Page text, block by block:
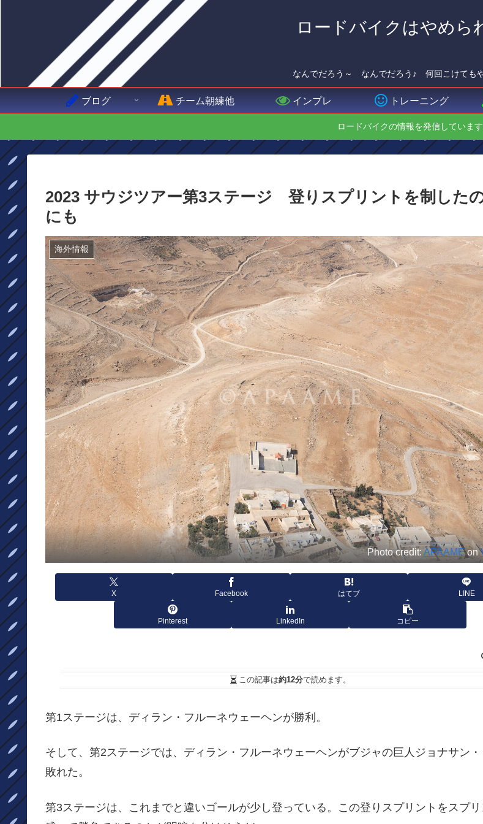
ロードバイクはやめら
なんでだろう～ なんでだろう♪ 何回こけても
ブログ チーム朝練他 インプレ トレーニング
ロードバイクの情報を発信していま
2023 サウジツアー第3ステージ 登りスプリントを制した
にも
海外情報
Photo credit:APAAMEon
X Facebook はてブ LINE
Pinterest LinkedIn コピー
この記事は約12分で読めます。
第1ステージは、ディラン・フルーネウェーヘンが勝利。
そして、第2ステージでは、ディラン・フルーネウェーヘンがブジャの巨人ジョナサン
敗れた。
第3ステージは、これまでと違いゴールが少し登っている。この登りスプリントをスプ